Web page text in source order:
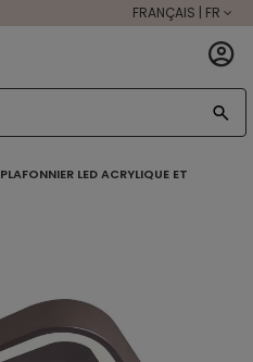
FRANÇAIS | FR
PLAFONNIER LED ACRYLIQUE ET